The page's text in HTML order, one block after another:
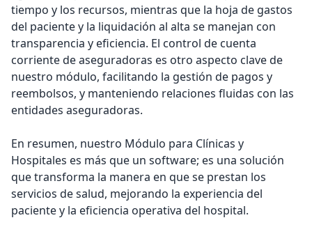
tiempo y los recursos, mientras que la hoja de gastos
del paciente y la liquidación al alta se manejan con
transparencia y eficiencia. El control de cuenta
corriente de aseguradoras es otro aspecto clave de
nuestro módulo, facilitando la gestión de pagos y
reembolsos, y manteniendo relaciones fluidas con las
entidades aseguradoras.
En resumen, nuestro Módulo para Clínicas y
Hospitales es más que un software; es una solución
que transforma la manera en que se prestan los
servicios de salud, mejorando la experiencia del
paciente y la eficiencia operativa del hospital.